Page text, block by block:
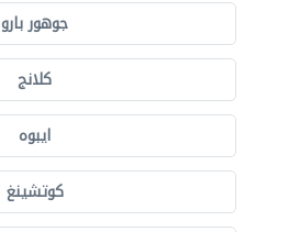
جوهور بارو
كلانج
ايبوه
كوتشينغ